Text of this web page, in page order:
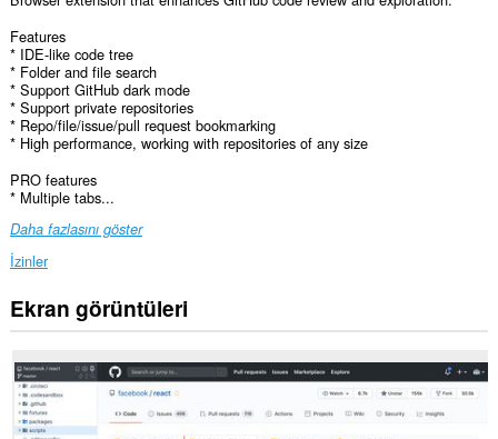
Features
* IDE-like code tree
* Folder and file search
* Support GitHub dark mode
* Support private repositories
* Repo/file/issue/pull request bookmarking
* High performance, working with repositories of any size
PRO features
* Multiple tabs...
Daha fazlasını göster
İzinler
Bu
eklenti,
web
sitelerindeki
verilerinize
erişebilir.
Ekran görüntüleri